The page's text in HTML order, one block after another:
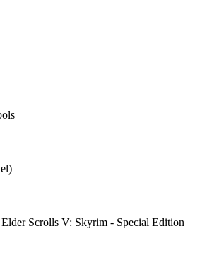
Scrolls V: Skyrim - Special Edition